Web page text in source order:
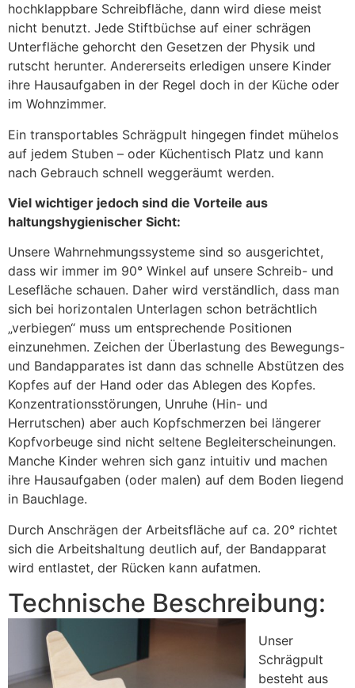
hochklappbare Schreibfläche, dann wird diese meist
nicht benutzt. Jede Stiftbüchse auf einer schrägen
Unterfläche gehorcht den Gesetzen der Physik und
rutscht herunter. Andererseits erledigen unsere Kinder
ihre Hausaufgaben in der Regel doch in der Küche oder
im Wohnzimmer.
Ein transportables Schrägpult hingegen findet mühelos
auf jedem Stuben – oder Küchentisch Platz und kann
nach Gebrauch schnell weggeräumt werden.
Viel wichtiger jedoch sind die Vorteile aus
haltungshygienischer Sicht:
Unsere Wahrnehmungssysteme sind so ausgerichtet,
dass wir immer im 90° Winkel auf unsere Schreib- und
Lesefläche schauen. Daher wird verständlich, dass man
sich bei horizontalen Unterlagen schon beträchtlich
„verbiegen“ muss um entsprechende Positionen
einzunehmen. Zeichen der Überlastung des Bewegungs-
und Bandapparates ist dann das schnelle Abstützen des
Kopfes auf der Hand oder das Ablegen des Kopfes.
Konzentrationsstörungen, Unruhe (Hin- und
Herrutschen) aber auch Kopfschmerzen bei längerer
Kopfvorbeuge sind nicht seltene Begleiterscheinungen.
Manche Kinder wehren sich ganz intuitiv und machen
ihre Hausaufgaben (oder malen) auf dem Boden liegend
in Bauchlage.
Durch Anschrägen der Arbeitsfläche auf ca. 20° richtet
sich die Arbeitshaltung deutlich auf, der Bandapparat
wird entlastet, der Rücken kann aufatmen.
Technische Beschreibung:
Unser
Schrägpult
besteht aus